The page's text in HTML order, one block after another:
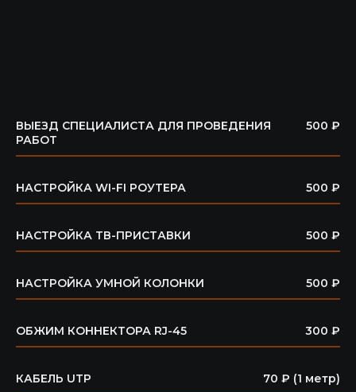
ВЫЕЗД СПЕЦИАЛИСТА ДЛЯ ПРОВЕДЕНИЯ
РАБОТ
500 ₽
НАСТРОЙКА WI-FI РОУТЕРА 500 ₽
НАСТРОЙКА ТВ-ПРИСТАВКИ 500 ₽
НАСТРОЙКА УМНОЙ КОЛОНКИ 500 ₽
ОБЖИМ КОННЕКТОРА RJ-45 300 ₽
КАБЕЛЬ UTP 70 ₽ (1 метр)